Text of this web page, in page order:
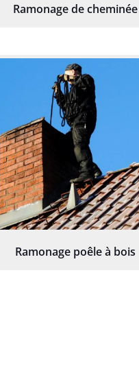
Ramonage de cheminée
Ramonage poêle à bois